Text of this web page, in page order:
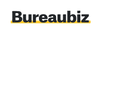
indhold